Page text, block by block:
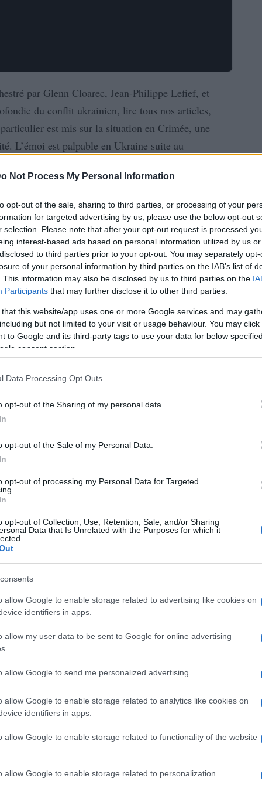
Not Process My Personal Information
opt-out of the sale, sharing to third parties, or processing of your
for targeted advertising by us, please use the below opt-out
selection. Please note that after your opt-out request is processed
interest-based ads based on personal information utilized by us
to third parties prior to your opt-out. You may separately
of your personal information by third parties on the IAB’s list of
This information may also be disclosed by us to third parties on the
Participants that may further disclose it to other third parties.
that this website/app uses one or more Google services and may
but not limited to your visit or usage behaviour. You may
to Google and its third-party tags to use your data for below
consent section.
Data Processing Opt Outs
opt-out of the Sharing of my personal data.
opt-out of the Sale of my Personal Data.
opt-out of processing my Personal Data for Targeted
opt-out of Collection, Use, Retention, Sale, and/or Sharing
Data that Is Unrelated with the Purposes for which it
allow Google to enable storage related to advertising like cookies on
identifiers in apps.
allow my user data to be sent to Google for online advertising
allow Google to send me personalized advertising.
allow Google to enable storage related to analytics like cookies on
identifiers in apps.
allow Google to enable storage related to functionality of the website
allow Google to enable storage related to personalization.
par Glenn Cloarec, Jean-Philippe Lefief, et
du conflit ukrainien, lire tous nos articles,
est mis sur la situation en Crimée, une
L’émoi est palpable en Ukraine suite au
d’édition du pays, un symbole culturel. Malgré
sur le terrain sont résolus et n’ont pas
la tranchée à l’électronique, avec la Russie
En vente est l’Hôtel Ukraine à Kiev,
23,5 millions d’euros. Leur résilience est illustrée
dans les villes les plus bombardées, les habitants
entreprises et à se développer personnellement.
ukrainien pour une durée indéterminée. La
Pour répondre à vos questions les plus courantes,
? Depuis quelques mois, une guerre des drones
Selon un rapport publié en mai 2023 par un
Ukrainiens perdent environ 10 000 drones par
perspective, l’armée française ne compte que 3
accessibles sont largement utilisés par les
aériens sans pilote) permettent de surveiller le
d’artillerie ; certains ont aussi été modifiés
qui sont ensuite larguées sur des tranchées ou des
munis d’explosifs jouent également un rôle
de front sans cible préétablie. Moscou emploie
136, fabriqués en Iran. En absence d’une